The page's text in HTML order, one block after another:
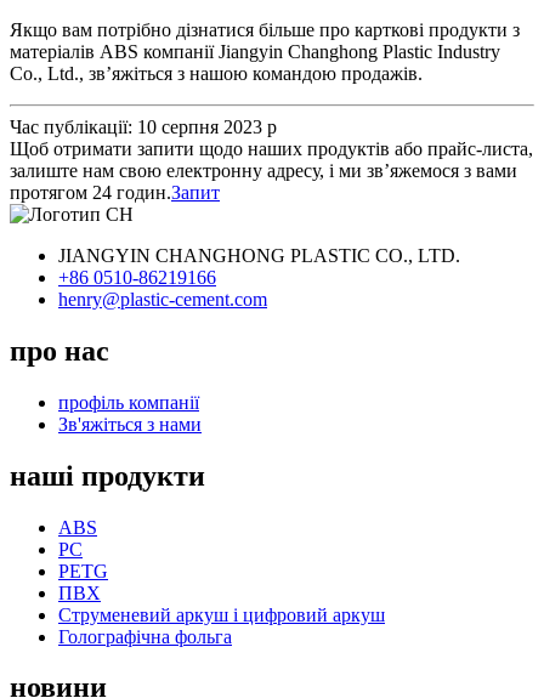
Якщо вам потрібно дізнатися більше про карткові продукти з
матеріалів ABS компанії Jiangyin Changhong Plastic Industry
Co., Ltd., зв’яжіться з нашою командою продажів.
Час публікації: 10 серпня 2023 р
Щоб отримати запити щодо наших продуктів або прайс-листа,
залиште нам свою електронну адресу, і ми зв’яжемося з вами
протягом 24 годин.Запит
JIANGYIN CHANGHONG PLASTIC CO., LTD.
+86 0510-86219166
henry@plastic-cement.com
про нас
профіль компанії
Зв'яжіться з нами
наші продукти
ABS
PC
PETG
ПВХ
Струменевий аркуш і цифровий аркуш
Голографічна фольга
новини